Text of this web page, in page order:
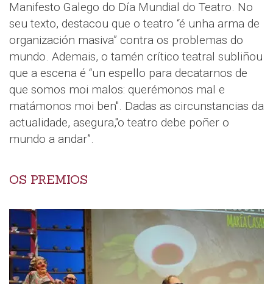
Manifesto Galego do Día Mundial do Teatro. No
seu texto, destacou que o teatro “é unha arma de
organización masiva” contra os problemas do
mundo. Ademais, o tamén crítico teatral subliñou
que a escena é “un espello para decatarnos de
que somos moi malos: querémonos mal e
matámonos moi ben". Dadas as circunstancias da
actualidade, asegura,"o teatro debe poñer o
mundo a andar”.
OS PREMIOS